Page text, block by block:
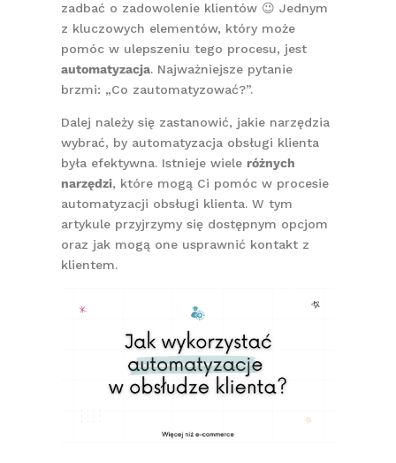
zadbać o zadowolenie klientów 😉 Jednym
z kluczowych elementów, który może
pomóc w ulepszeniu tego procesu, jest
automatyzacja. Najważniejsze pytanie
brzmi: „Co zautomatyzować?”.
Dalej należy się zastanowić, jakie narzędzia
wybrać, by automatyzacja obsługi klienta
była efektywna. Istnieje wiele różnych
narzędzi, które mogą Ci pomóc w procesie
automatyzacji obsługi klienta. W tym
artykule przyjrzymy się dostępnym opcjom
oraz jak mogą one usprawnić kontakt z
klientem.